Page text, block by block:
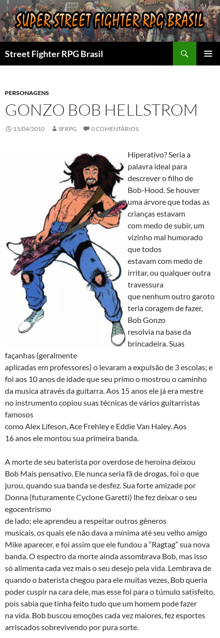
Pular
para
o
conteúdo
Street Fighter RPG Brasil
PERSONAGENS
GONZO BOB HELLSTROM
15/04/2010 SFRPG 0 COMENTÁRIOS
Hiperativo? Seria a
palavra ideal para
descrever o filho de
Bob-Hood. Se houver
uma árvore que todas as
crianças estavam
com medo de subir, um
vizinho mal humorado
que todos
estavam com medo de
irritar, ou qualquer outra
travessura
que nenhum outro garoto
teria coragem de fazer,
Bob Gonzo
resolvia na base da
brincadeira. Suas
façanhas (geralmente
aplicadas em professores) o levaram a expulsão de 3 escolas; e
foi aos 10 anos de idade que seu primo o mostrou o caminho
da musica através da guitarra. Aos 15 anos ele já era mestre
no instrumento copiou suas técnicas de vários guitarristas
famosos
como Alex Lifeson, Ace Frehley e Eddie Van Haley. Aos
16 anos ele montou sua primeira banda.
A morte de seu baterista por overdose de heroína deixou
Bob Mais pensativo. Ele nunca seria fã de drogas, foi o que
jurou, quando sua banda se desfez. Sua forte amizade por
Donna (futuramente Cyclone Garetti) lhe fez deixar o seu
egocentrismo
de lado; ele aprendeu a respeitar outros gêneros
musicais, os quais ele não dava a mínima até seu velho amigo
Mike aparecer, e foi assim que ele fundou a “Ragtag” sua nova
banda. O espectro da morte ainda assombrava Bob, mas isso
só alimenta cada vez mais o seu desejo pela vida. Lembrava de
quando o baterista chegou para ele muitas vezes, Bob queria
poder cuspir na cara dele, mas esse foi para o túmulo satisfeito,
pois sabia que tinha feito tudo que um homem pode fazer
na vida. Bob buscou emoções cada vez maiores, fez esportes
arriscados sobrevivendo por pura sorte.